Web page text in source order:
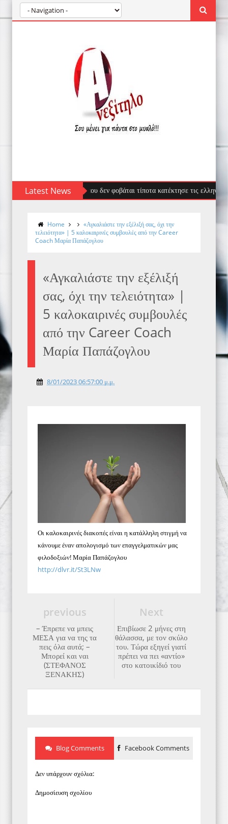
Latest News
Ο επισκέπτης που δεν φοβάται τίποτα κατέκτησε τις ελληνικές
Home
«Αγκαλιάστε την εξέλιξή σας, όχι την
τελειότητα» | 5 καλοκαιρινές συμβουλές από την Career
Coach Μαρία Παπάζογλου
«Αγκαλιάστε την εξέλιξή
σας, όχι την τελειότητα» |
5 καλοκαιρινές συμβουλές
από την Career Coach
Μαρία Παπάζογλου
8/01/2023 06:57:00 μ.μ.
Οι καλοκαιρινές διακοπές είναι η κατάλληλη στιγμή να
κάνουμε έναν απολογισμό των επαγγελματικών μας
φιλοδοξιών! Μαρία Παπάζογλου
http://dlvr.it/St3LNw
Next
Επιβίωσε 2 μήνες στη
θάλασσα, με τον σκύλο
του. Τώρα εξηγεί γιατί
πρέπει να πει «αντίο»
στο κατοικίδιό του
previous
– Έπρεπε να μπεις
ΜΕΣΑ για να της τα
πεις όλα αυτά; –
Μπορεί και ναι
(ΣΤΕΦΑΝΟΣ
ΞΕΝΑΚΗΣ)
Blog Comments Facebook Comments
Δεν υπάρχουν σχόλια:
Δημοσίευση σχολίου